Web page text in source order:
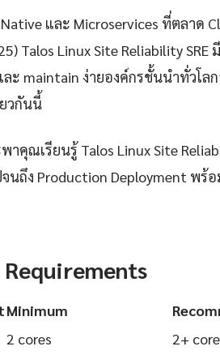
และ Microservices ที่ตลาด
Talos Linux Site Reliability
ะ maintain ง่ายองค์กรชั้นนำทั่วโล
วกันนี้
าคุณเรียนรู้ Talos Linux Site
นถึง Production Deployment พร้
Minimum
2 cores
2+